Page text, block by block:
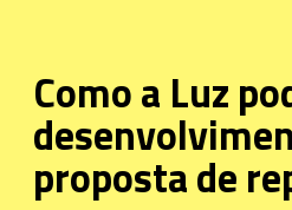
Como a Luz
proposta de